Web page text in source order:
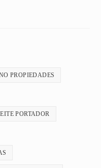
PROPIEDADES
PORTADOR